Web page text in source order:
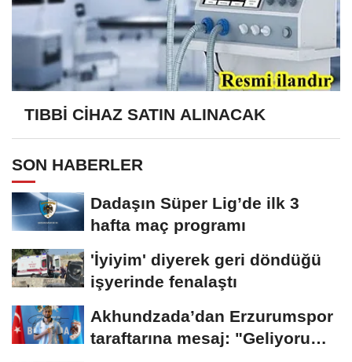
TIBBİ CİHAZ SATIN ALINACAK
SON HABERLER
Dadaşın Süper Lig’de ilk 3
hafta maç programı
'İyiyim' diyerek geri döndüğü
işyerinde fenalaştı
Akhundzada’dan Erzurumspor
taraftarına mesaj: "Geliyorum